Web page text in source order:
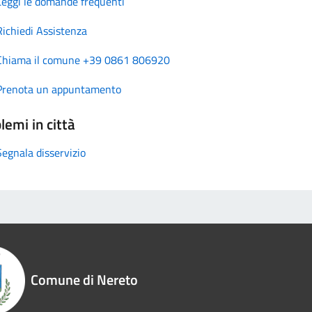
Assistenza
il comune +39 0861 806920
un appuntamento
in città
disservizio
Comune di Nereto